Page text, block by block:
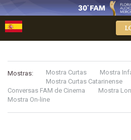
Mostras: Mostra Curtas
Mostra
Mostra Curtas Catarinense
Conversas FAM de Cinema
Mostra
Mostra On-line